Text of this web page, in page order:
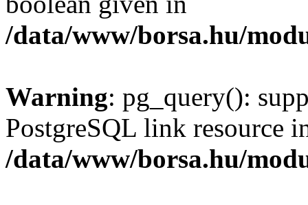
/data/www/borsa.hu/
Warning: pg_query():
PostgreSQL link resource
/data/www/borsa.hu/